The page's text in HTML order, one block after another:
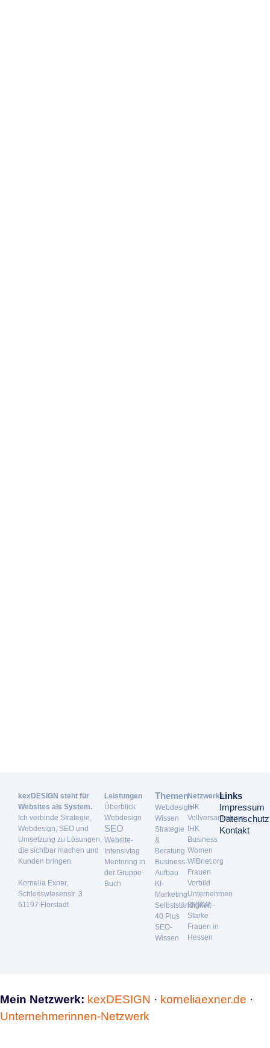
kexDESIGN steht für
Websites als System.
Ich verbinde Strategie,
Webdesign, SEO und
Umsetzung zu Lösungen,
die sichtbar machen und
Kunden bringen.
Kornelia Exner,
Schlosswiesenstr. 3
61197 Florstadt
Leistungen
Überblick
Webdesign
SEO
Website-
Intensivtag
Mentoring in
der Gruppe
Buch
Themen
Webdesign-
Wissen
Strategie
&
Beratung
Business-
Aufbau
KI-
Marketing
Selbstständigkeit
40 Plus
SEO-
Wissen
Netzwerke
IHK
Vollversammlung
IHK
Business
Women
WiBnet.org
Frauen
Vorbild
Unternehmen
BVMW –
Starke
Frauen in
Hessen
Links
Impressum
Datenschutz
Kontakt
Mein Netzwerk: kexDESIGN · korneliaexner.de ·
Unternehmerinnen-Netzwerk